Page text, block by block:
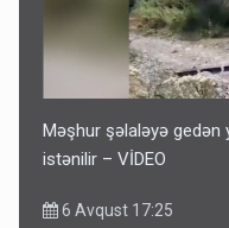
Məşhur şəlaləyə gedən
istənilir – VİDEO
6 Avqust 17:25